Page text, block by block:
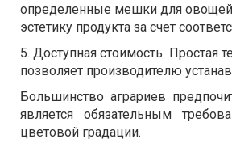
определенные мешки для овощей
эстетику продукта за счет
5. Доступная стоимость. Простая
позволяет производителю
Большинство аграриев
является обязательным
цветовой градации.